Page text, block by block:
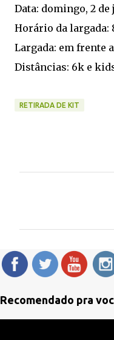
Data: domingo, 2 de
Horário da largada:
Largada: em frente
Distâncias: 6k e
RETIRADA DE KIT
n
t
Recomendado pra